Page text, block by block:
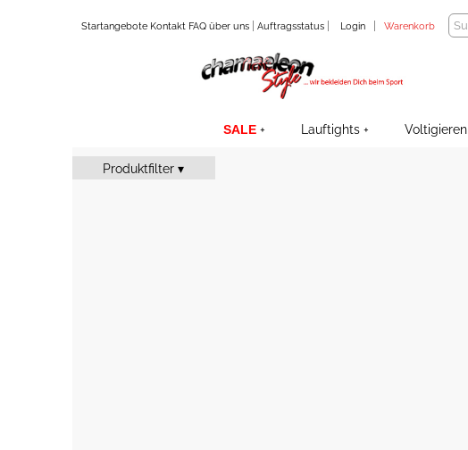
StartangeboteKontaktFAQüber uns Auftragsstatus Login Warenkorb
SALE Lauftights Voltigieren
Produktfilter ▾